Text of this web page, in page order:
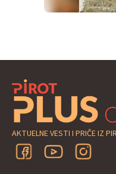
AKTUELNE VESTI I PRIČE IZ